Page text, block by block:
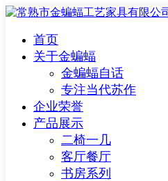
首页
关于金蝙蝠
金蝙蝠自话
专注当代苏作
企业荣誉
产品展示
二椅一几
客厅餐厅
书房系列